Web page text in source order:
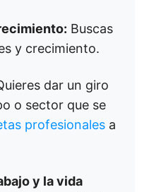
Buscas
y crecimiento.
dar un giro
o sector que se
profesionales a
y la vida